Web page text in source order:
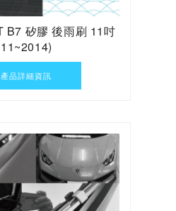
B7 矽膠 後雨刷 11吋
品詳細資訊